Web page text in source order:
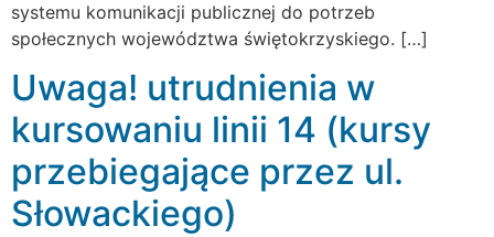
systemu komunikacji publicznej do potrzeb
społecznych województwa świętokrzyskiego. […]
Uwaga! utrudnienia w
kursowaniu linii 14 (kursy
przebiegające przez ul.
Słowackiego)